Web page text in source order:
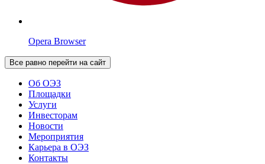
Opera Browser
Все равно перейти на сайт
Об ОЭЗ
Площадки
Услуги
Инвесторам
Новости
Мероприятия
Карьера в ОЭЗ
Контакты